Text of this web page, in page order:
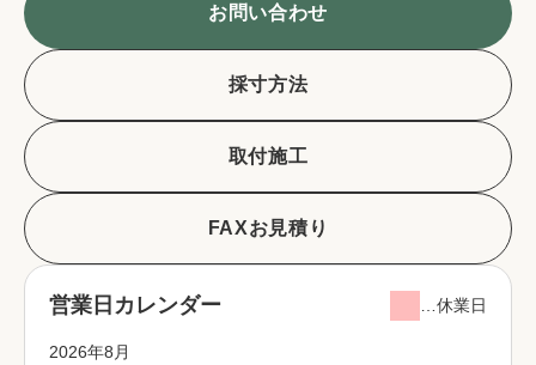
お問い合わせ
採寸方法
取付施工
FAXお見積り
営業日カレンダー …休業日
2026年8月